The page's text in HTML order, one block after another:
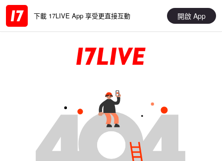
下載 17LIVE App 享受更直接互動 開啟 App